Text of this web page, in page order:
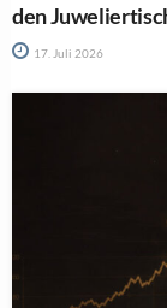
den
17. Juli 2026